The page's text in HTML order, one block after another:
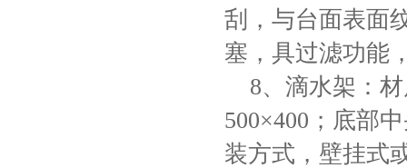
刮，与台面表面
塞，具过滤功能
8、滴水架：材
500×400；底部
装方式，壁挂式